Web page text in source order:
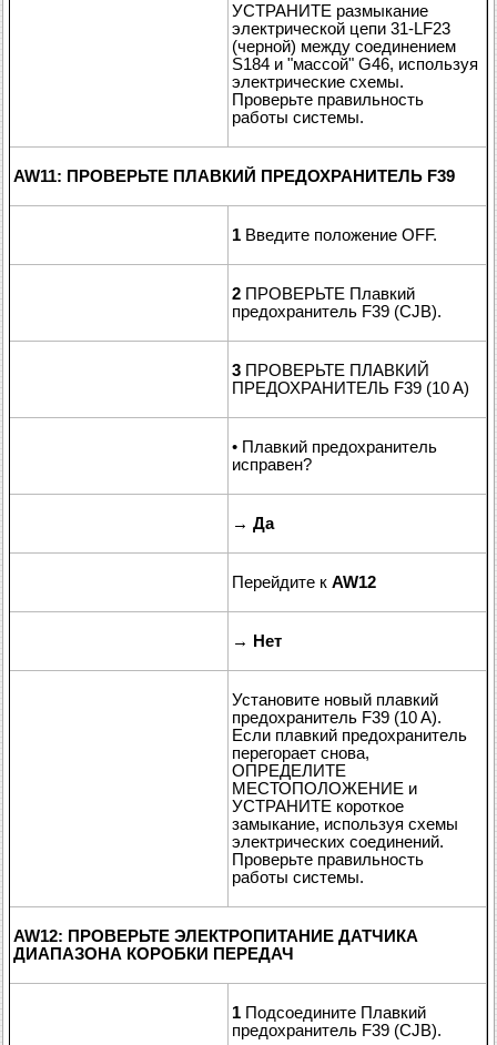
УСТРАНИТЕ размыкание
электрической цепи 31-LF23
(черной) между соединением
S184 и "массой" G46, используя
электрические схемы.
Проверьте правильность
работы системы.
AW11: ПРОВЕРЬТЕ ПЛАВКИЙ ПРЕДОХРАНИТЕЛЬ F39
1 Введите положение OFF.
2 ПРОВЕРЬТЕ Плавкий
предохранитель F39 (CJB).
3 ПРОВЕРЬТЕ ПЛАВКИЙ
ПРЕДОХРАНИТЕЛЬ F39 (10 A)
• Плавкий предохранитель
исправен?
→ Да
Перейдите к AW12
→ Нет
Установите новый плавкий
предохранитель F39 (10 A).
Если плавкий предохранитель
перегорает снова,
ОПРЕДЕЛИТЕ
МЕСТОПОЛОЖЕНИЕ и
УСТРАНИТЕ короткое
замыкание, используя схемы
электрических соединений.
Проверьте правильность
работы системы.
AW12: ПРОВЕРЬТЕ ЭЛЕКТРОПИТАНИЕ ДАТЧИКА
ДИАПАЗОНА КОРОБКИ ПЕРЕДАЧ
1 Подсоедините Плавкий
предохранитель F39 (CJB).